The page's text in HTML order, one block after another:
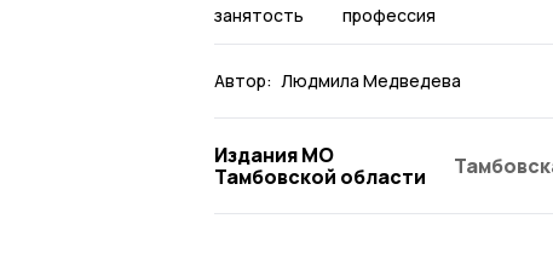
занятость профессия
Автор: Людмила Медведева
Издания МО
Тамбовской области